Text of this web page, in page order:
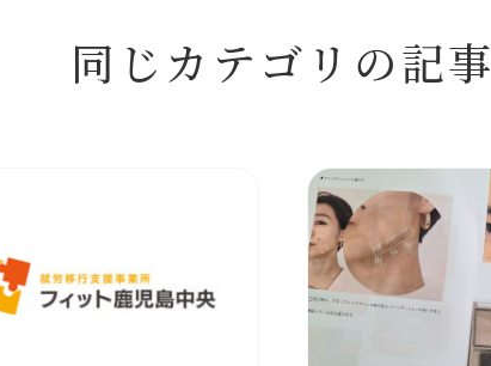
同じカテゴリの記事